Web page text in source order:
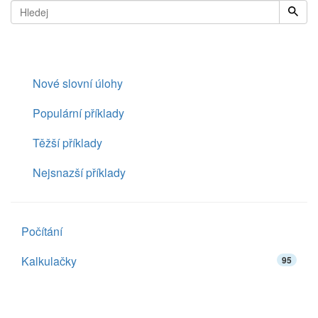
Nové slovní úlohy
Populární příklady
Těžší příklady
Nejsnazší příklady
Počítání
Kalkulačky
95